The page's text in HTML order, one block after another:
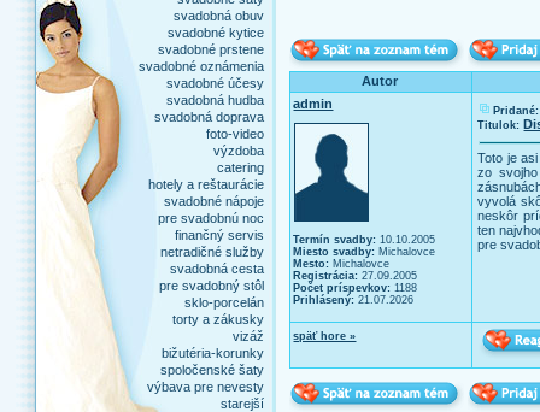
svadobná obuv
svadobné kytice
svadobné prstene
svadobné oznámenia
svadobné účesy
svadobná hudba
svadobná doprava
foto-video
výzdoba
catering
hotely a reštaurácie
svadobné nápoje
pre svadobnú noc
finančný servis
netradičné služby
svadobná cesta
pre svadobný stôl
sklo-porcelán
torty a zákusky
vizáž
bižutéria-korunky
spoločenské šaty
výbava pre nevesty
starejší
Autor
admin
Termín svadby: 10.10.2005
Miesto svadby: Michalovce
Mesto: Michalovce
Registrácia: 27.09.2005
Počet príspevkov: 1188
Prihlásený: 21.07.2026
Pridané:
Titulok:
Toto je
zo
vyvolá
neskôr
ten
pre
späť hore »